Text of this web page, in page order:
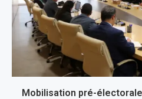
Mobilisation pré-